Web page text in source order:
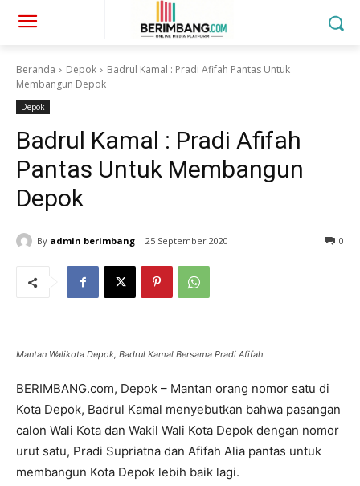
Beranda Depok
Badrul Kamal : Pradi Afifah Pantas Untuk
Membangun Depok
Depok
Badrul Kamal : Pradi Afifah
Pantas Untuk Membangun
Depok
By admin berimbang 25 September 2020 0
Mantan Walikota Depok, Badrul Kamal Bersama Pradi Afifah
BERIMBANG.com, Depok – Mantan orang nomor satu di
Kota Depok, Badrul Kamal menyebutkan bahwa pasangan
calon Wali Kota dan Wakil Wali Kota Depok dengan nomor
urut satu, Pradi Supriatna dan Afifah Alia pantas untuk
membangun Kota Depok lebih baik lagi.